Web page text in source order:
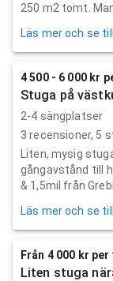
250 m2 tomt.
Läs mer och se
4 500 - 6 000 kr
Stuga på
2-4 sängplatser
3 recensioner, 5
Liten, mysig
gångavstånd till
& 1,5mil från
Läs mer och se
Från 4 000 kr per
Liten stuga